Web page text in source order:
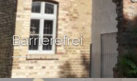
Barrierefrei